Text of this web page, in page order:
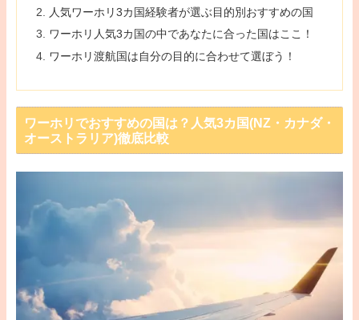
人気ワーホリ3カ国経験者が選ぶ目的別おすすめの国
ワーホリ人気3カ国の中であなたに合った国はここ！
ワーホリ渡航国は自分の目的に合わせて選ぼう！
ワーホリでおすすめの国は？人気3カ国(NZ・カナダ・
オーストラリア)徹底比較